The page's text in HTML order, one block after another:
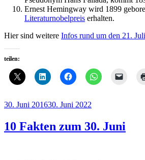
Ernest Hemingway wird 1899
Literaturnobelpreis erhalten.
Hier sind weitere Infos rund um den 21. Juli
teilen:
Veröffentlicht
30. Juni 201630. Juni 2022
10 Fakten zum 30. Juni